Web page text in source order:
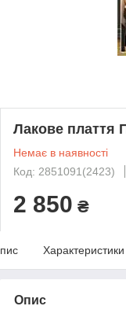
Лакове плаття
Немає в наявності
Код: 2851091(2423)
2 850 ₴
Характеристики
Опис